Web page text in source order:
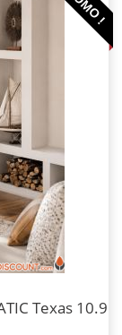
Texas 10.9